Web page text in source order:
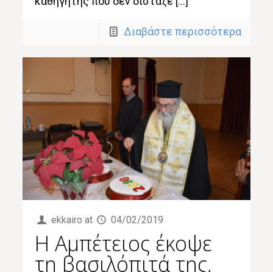
Διαβάστε περισσότερα
ekkairo at 04/02/2019
Η Αμπέτειος έκοψε
τη βασιλόπιτά της,